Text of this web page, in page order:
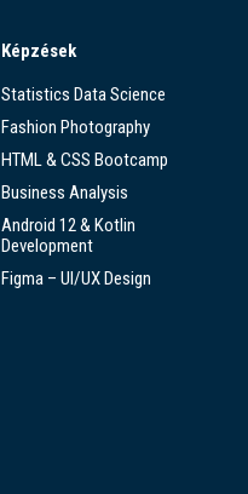
Képzések
Statistics Data Science
Fashion Photography
HTML & CSS Bootcamp
Business Analysis
Android 12 & Kotlin
Development
Figma – UI/UX Design